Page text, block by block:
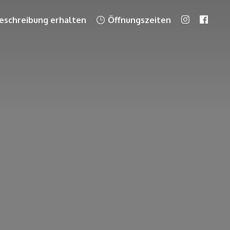
erhalten Öffnungszeiten